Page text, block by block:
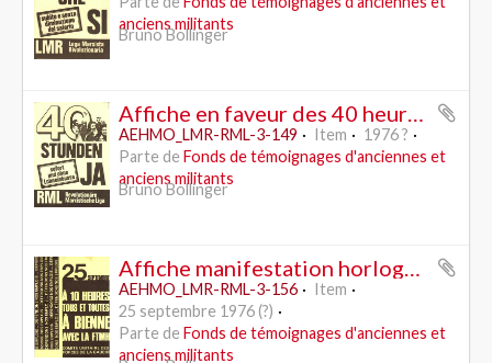
anciens militants
Bruno Bollinger
Affiche en faveur des 40 heures - RML
AEHMO_LMR-RML-3-149 Item
1976 ?
Parte deFonds de témoignages d'anciennes et
anciens militants
Bruno Bollinger
Affiche manifestation horlogerie pour la défense des emplois (?)
AEHMO_LMR-RML-3-156
Item
25 septembre 1976 (?)
Parte deFonds de témoignages d'anciennes et
anciens militants